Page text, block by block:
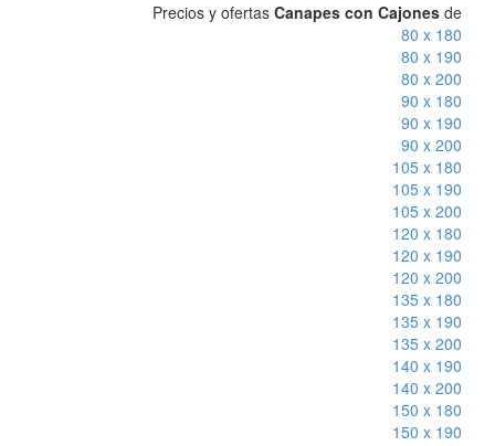
Precios y ofertas Canapes con Cajones de
80 x 180
80 x 190
80 x 200
90 x 180
90 x 190
90 x 200
105 x 180
105 x 190
105 x 200
120 x 180
120 x 190
120 x 200
135 x 180
135 x 190
135 x 200
140 x 190
140 x 200
150 x 180
150 x 190